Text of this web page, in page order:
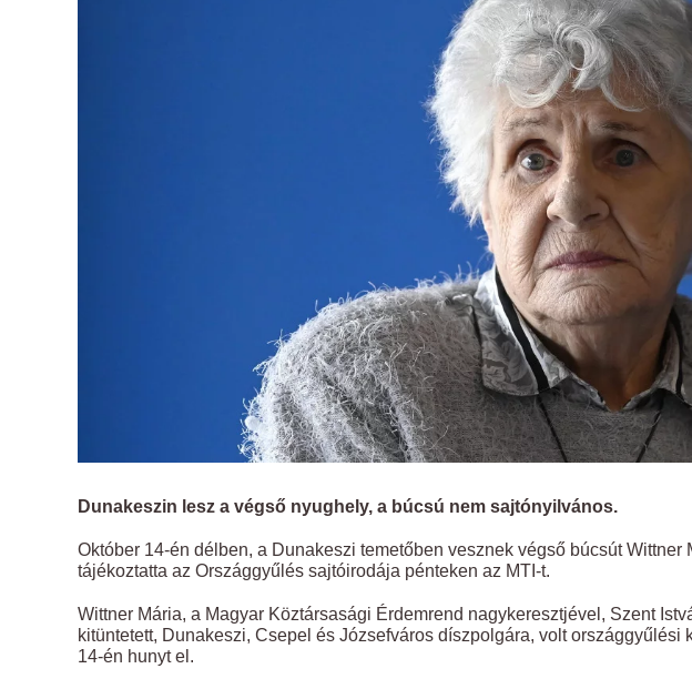
Dunakeszin lesz a végső nyughely, a búcsú nem sajtónyilvános.
Október 14-én délben, a Dunakeszi temetőben vesznek végső búcsút
tájékoztatta az Országgyűlés sajtóirodája pénteken az MTI-t.
Wittner Mária, a Magyar Köztársasági Érdemrend nagykeresztjével, Szent
kitüntetett, Dunakeszi, Csepel és Józsefváros díszpolgára, volt
14-én hunyt el.